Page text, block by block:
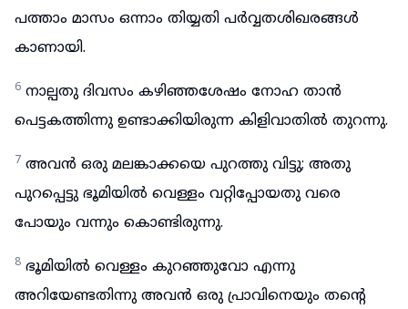
പത്താം മാസം ഒന്നാം തിയ്യതി പർവ്വതശിഖരങ്ങൾ
കാണായി.
6 നാല്പതു ദിവസം കഴിഞ്ഞശേഷം നോഹ താൻ
പെട്ടകത്തിന്നു ഉണ്ടാക്കിയിരുന്ന കിളിവാതിൽ തുറന്നു.
7 അവൻ ഒരു മലങ്കാക്കയെ പുറത്തു വിട്ടു; അതു
പുറപ്പെട്ടു ഭൂമിയിൽ വെള്ളം വറ്റിപ്പോയതു വരെ
പോയും വന്നും കൊണ്ടിരുന്നു.
8 ഭൂമിയിൽ വെള്ളം കുറഞ്ഞുവോ എന്നു
അറിയേണ്ടതിന്നു അവൻ ഒരു പ്രാവിനെയും തന്റെ